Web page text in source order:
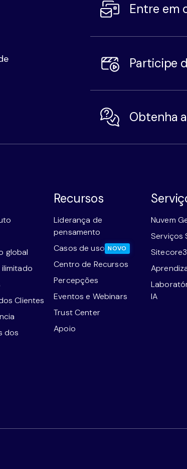
Entre em
Participe
Obtenha
global
Clientes
dos
Recursos
Liderança de
pensamento
Casos de uso NOVO
Centro de Recursos
Percepções
Eventos e Webinars
Trust Center
Apoio
Nuvem
Serviços
IA